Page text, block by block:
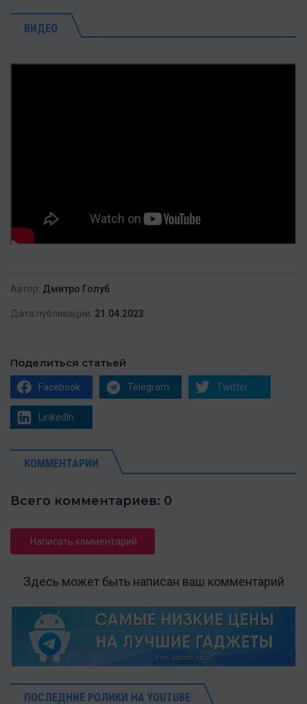
ВИДЕО
Автор: Дмитро Голуб
Дата публикации: 21.04.2023
Поделиться статьей
Facebook Telegram Twitter
LinkedIn
КОММЕНТАРИИ
Всего комментариев: 0
Написать комментарий
Здесь может быть написан ваш комментарий
ПОСЛЕДНИЕ РОЛИКИ НА YOUTUBE